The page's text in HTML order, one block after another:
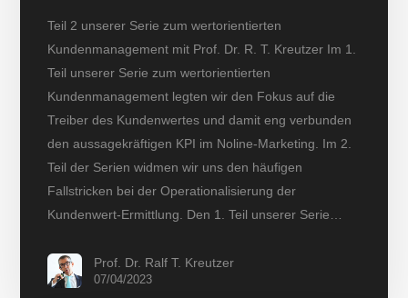
Teil 2 unserer Serie zum wertorientierten
Kundenmanagement mit Prof. Dr. R. T. Kreutzer Im 1.
Teil unserer Serie zum wertorientierten
Kundenmanagement legten wir den Fokus auf die
Treiber des Kundenwertes und damit eng verbunden
den aussagekräftigen KPI im Noline-Marketing. Im 2.
Teil der Serien widmen wir uns den häufigen
Fallstricken bei der Operationalisierung der
Kundenwert-Ermittlung. Den 1. Teil unserer Serie…
Prof. Dr. Ralf T. Kreutzer
07/04/2023